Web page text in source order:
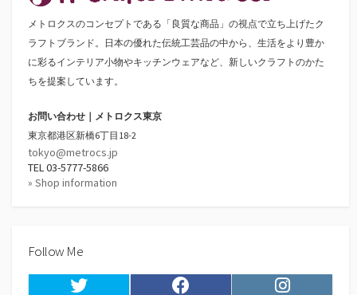
メトロクスのコンセプトである「良質な商品」の視点で立ち上げたク
ラフトブランド。日本の優れた伝統工芸品の中から、生活をより豊か
に彩るインテリア小物やキッチンウェアなど、新しいクラフトのかた
ちを提案しています。
お問い合わせ｜メトロクス東京
東京都港区新橋6丁目18-2
tokyo@metrocs.jp
TEL 03-5777-5866
» Shop information
Follow Me
Twitter Facebook Instagram